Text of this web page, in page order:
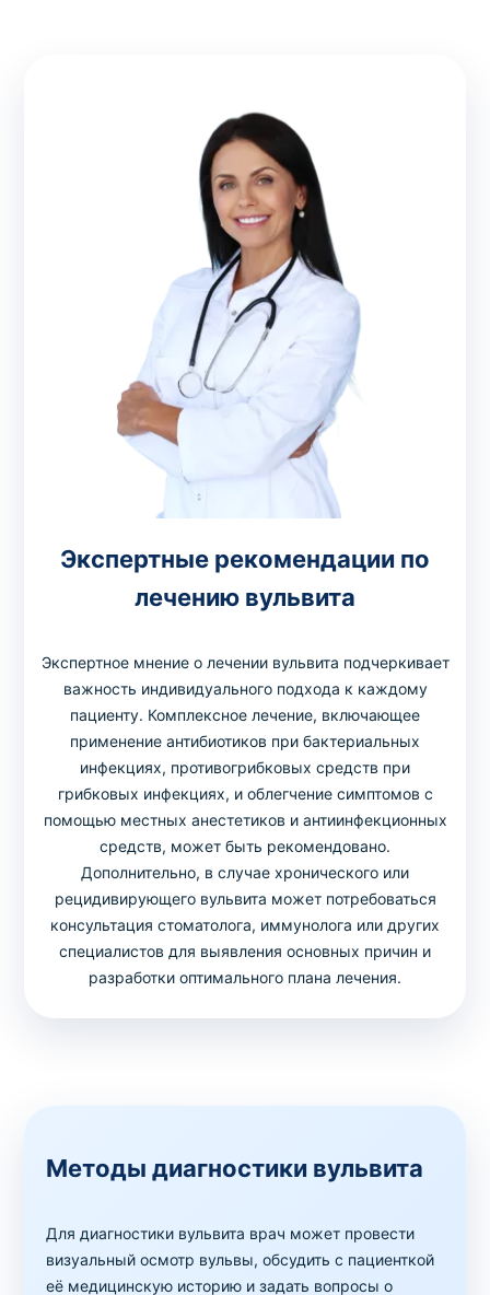
Экспертные рекомендации по
лечению вульвита
Экспертное мнение о лечении вульвита подчеркивает
важность индивидуального подхода к каждому
пациенту. Комплексное лечение, включающее
применение антибиотиков при бактериальных
инфекциях, противогрибковых средств при
грибковых инфекциях, и облегчение симптомов с
помощью местных анестетиков и антиинфекционных
средств, может быть рекомендовано.
Дополнительно, в случае хронического или
рецидивирующего вульвита может потребоваться
консультация стоматолога, иммунолога или других
специалистов для выявления основных причин и
разработки оптимального плана лечения.
Методы диагностики вульвита
Для диагностики вульвита врач может провести
визуальный осмотр вульвы, обсудить с пациенткой
её медицинскую историю и задать вопросы о